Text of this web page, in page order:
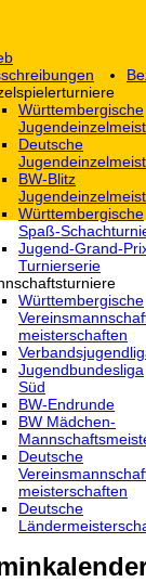
Württembergische
Deutsche
BW-Blitz
Württembergische
Spaß-
Jugend-Grand-
Turnierserie
Württembergische
meisterschaften
Jugendbundesliga
Süd
BW-Endrunde
BW Mädchen-
Deutsche
meisterschaften
Deutsche